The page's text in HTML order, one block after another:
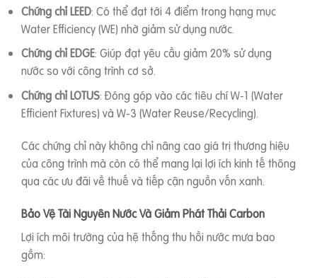
Chứng chỉ LEED: Có thể đạt tới 4 điểm trong hạng mục
Water Efficiency (WE) nhờ giảm sử dụng nước.
Chứng chỉ EDGE: Giúp đạt yêu cầu giảm 20% sử dụng
nước so với công trình cơ sở.
Chứng chỉ LOTUS: Đóng góp vào các tiêu chí W-1 (Water
Efficient Fixtures) và W-3 (Water Reuse/Recycling).
Các chứng chỉ này không chỉ nâng cao giá trị thương hiệu
của công trình mà còn có thể mang lại lợi ích kinh tế thông
qua các ưu đãi về thuế và tiếp cận nguồn vốn xanh.
Bảo Vệ Tài Nguyên Nước Và Giảm Phát Thải Carbon
Lợi ích môi trường của hệ thống thu hồi nước mưa bao
gồm: